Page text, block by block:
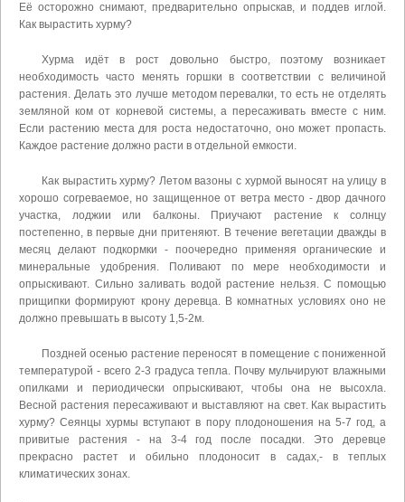
Её осторожно снимают, предварительно опрыскав, и поддев иглой.
Как вырастить хурму?
Хурма идёт в рост довольно быстро, поэтому возникает
необходимость часто менять горшки в соответствии с величиной
растения. Делать это лучше методом перевалки, то есть не отделять
земляной ком от корневой системы, а пересаживать вместе с ним.
Если растению места для роста недостаточно, оно может пропасть.
Каждое растение должно расти в отдельной емкости.
Как вырастить хурму? Летом вазоны с хурмой выносят на улицу в
хорошо согреваемое, но защищенное от ветра место - двор дачного
участка, лоджии или балконы. Приучают растение к солнцу
постепенно, в первые дни притеняют. В течение вегетации дважды в
месяц делают подкормки - поочередно применяя органические и
минеральные удобрения. Поливают по мере необходимости и
опрыскивают. Сильно заливать водой растение нельзя. С помощью
прищипки формируют крону деревца. В комнатных условиях оно не
должно превышать в высоту 1,5-2м.
Поздней осенью растение переносят в помещение с пониженной
температурой - всего 2-3 градуса тепла. Почву мульчируют влажными
опилками и периодически опрыскивают, чтобы она не высохла.
Весной растения пересаживают и выставляют на свет. Как вырастить
хурму? Сеянцы хурмы вступают в пору плодоношения на 5-7 год, а
привитые растения - на 3-4 год после посадки. Это деревце
прекрасно растет и обильно плодоносит в садах,- в теплых
климатических зонах.